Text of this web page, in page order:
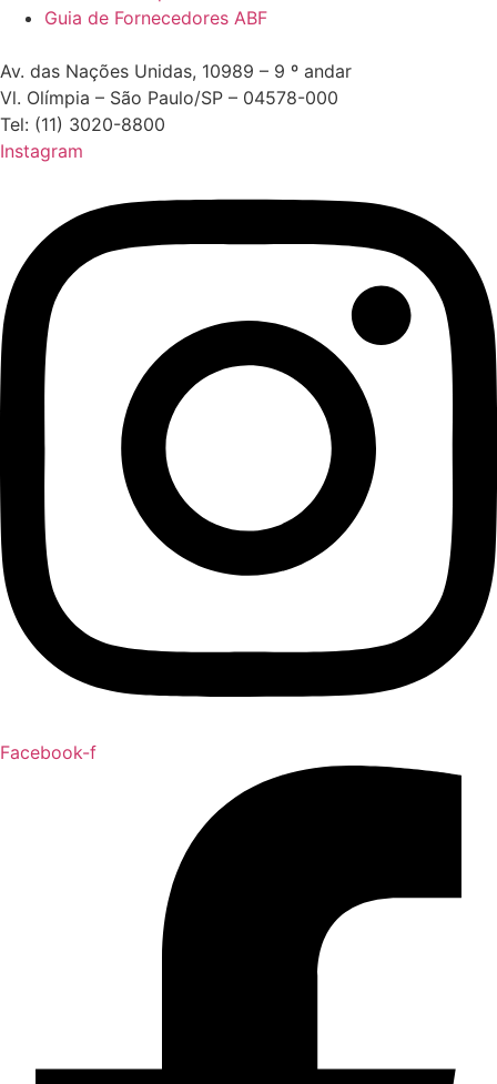
Guia de Fornecedores ABF
Av. das Nações Unidas, 10989 – 9 º andar
Vl. Olímpia – São Paulo/SP – 04578-000
Tel: (11) 3020-8800
Instagram
Facebook-f